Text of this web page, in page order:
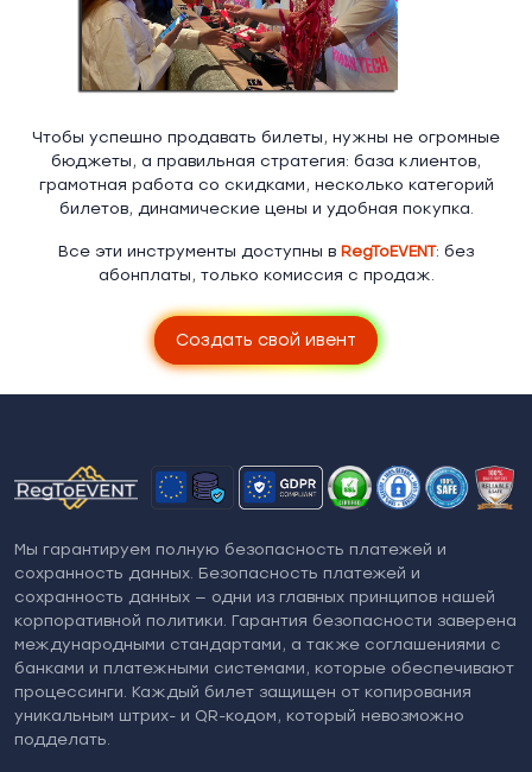
Чтобы успешно продавать билеты, нужны не огромные
бюджеты, а правильная стратегия: база клиентов,
грамотная работа со скидками, несколько категорий
билетов, динамические цены и удобная покупка.
Все эти инструменты доступны в RegToEVENT: без
абонплаты, только комиссия с продаж.
Создать свой ивент
Мы гарантируем полную безопасность платежей и
сохранность данных. Безопасность платежей и
сохранность данных — одни из главных принципов нашей
корпоративной политики. Гарантия безопасности заверена
международными стандартами, а также соглашениями с
банками и платежными системами, которые обеспечивают
процессинги. Каждый билет защищен от копирования
уникальным штрих- и QR-кодом, который невозможно
подделать.